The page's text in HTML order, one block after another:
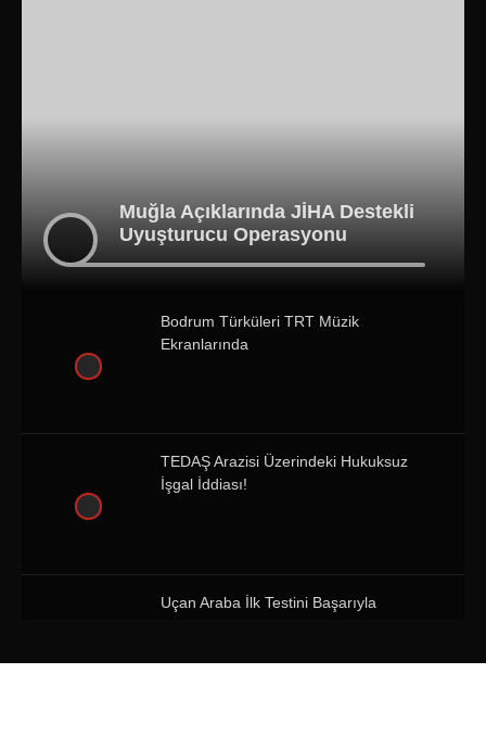
Muğla Açıklarında JİHA Destekli
Uyuşturucu Operasyonu
Bodrum Türküleri TRT Müzik
Ekranlarında
TEDAŞ Arazisi Üzerindeki Hukuksuz
İşgal İddiası!
Uçan Araba İlk Testini Başarıyla